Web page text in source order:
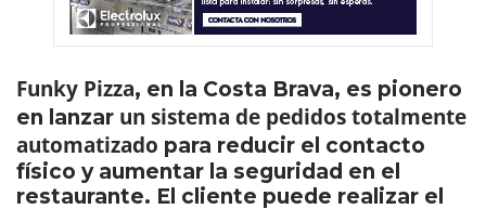
Funky Pizza, en la Costa Brava, es pionero
en lanzar un sistema de pedidos totalmente
automatizado para reducir el contacto
físico y aumentar la seguridad en el
restaurante. El cliente puede realizar el